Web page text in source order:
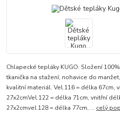
Chlapecké tepláky KUGO: Složení
tkanička na stažení, nohavice do
kvalitní materiál. Vel.116 = délka 67cm,
27x2cmVel.122 = délka 71cm, vnitřní
27x2cmvel.128 = délka 77cm, ... celý